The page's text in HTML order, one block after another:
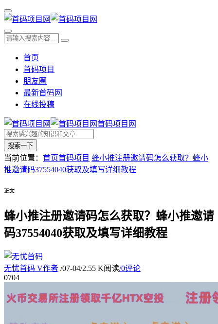
首页
首码项目
朋友圈
最新首码网
在线投稿
首码项目网
搜索一下
当前位置： 首页首码项目 蜂小推注册邀请码怎么获取？蜂小
推邀请码37554040获取及填写详细教程
正文
蜂小推注册邀请码怎么获取？蜂小推邀请
码37554040获取及填写详细教程
无忧首码 V作者 /07-04/2.55 K阅读/0评论
0704